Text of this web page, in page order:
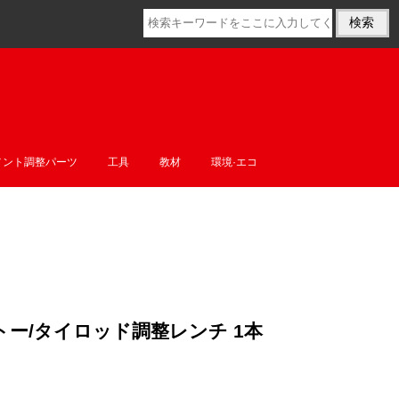
ント調整パーツ 工具 教材 環境·エコ
/タイロッド調整レンチ 1本